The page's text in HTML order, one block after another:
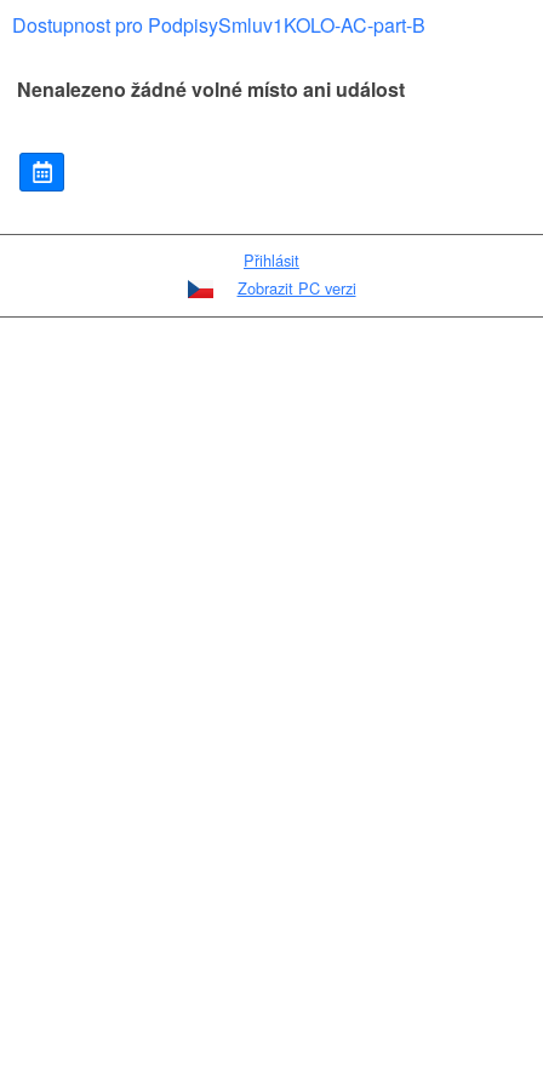
Dostupnost pro PodpisySmluv1KOLO-AC-part-B
Nenalezeno žádné volné místo ani událost
Přihlásit
Zobrazit PC verzi